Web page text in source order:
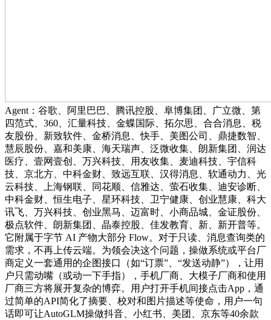
Agent：谷歌、阿里巴巴、腾讯控股、阜博集团、广立微、第
四范式、360、汇量科技、金蝶国际、拓尔思、合合消息、税
友股份、新致软件、金桥消息、快手、美图公司、鼎捷数智、
慧辰股份、嘉和美康、海天瑞声、泛微收集、朗新集团、润达
医疗、壹网壹创、万兴科技、用友收集、麦迪科技、宇信科
技、京北方、中科金财、致远互联、汉得消息、软通动力、光
云科技、上海钢联、同花顺、信雅达、萤石收集、迪安诊断、
中科金财、恒生电子、星环科技、卫宁健康、创业慧康、科大
讯飞、万兴科技、创业黑马、迈富时、小商品城、金证股份、
极点软件、朗新集团、晶泰控股、佳发教育、新、新开普等。
它附属于字节 AI 产物大部分 Flow。对于只读、消息查询类的
需求，不再上传云端。为领会决这个问题，操做系统或平台厂
商定义一套通用的企图接口（如“订票”、“发送动静”），让用
户只需动嘴（或动一下手指），手机厂商、大模子厂商和使用
厂商三方将展开复杂的博弈。用户打开手机间接点击App，通
过简单的API简化了摘要、校对和图片描述等使命，用户一句
话即可让AutoGLM操做抖音、小红书、美团、京东等40余款